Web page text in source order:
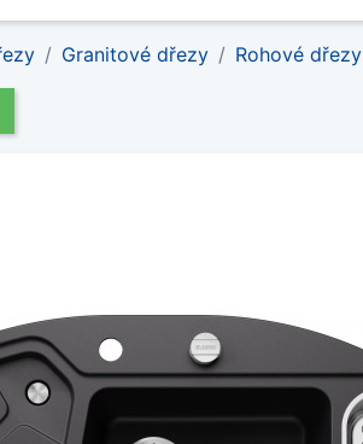
Granitové dřezy Rohové dřezy